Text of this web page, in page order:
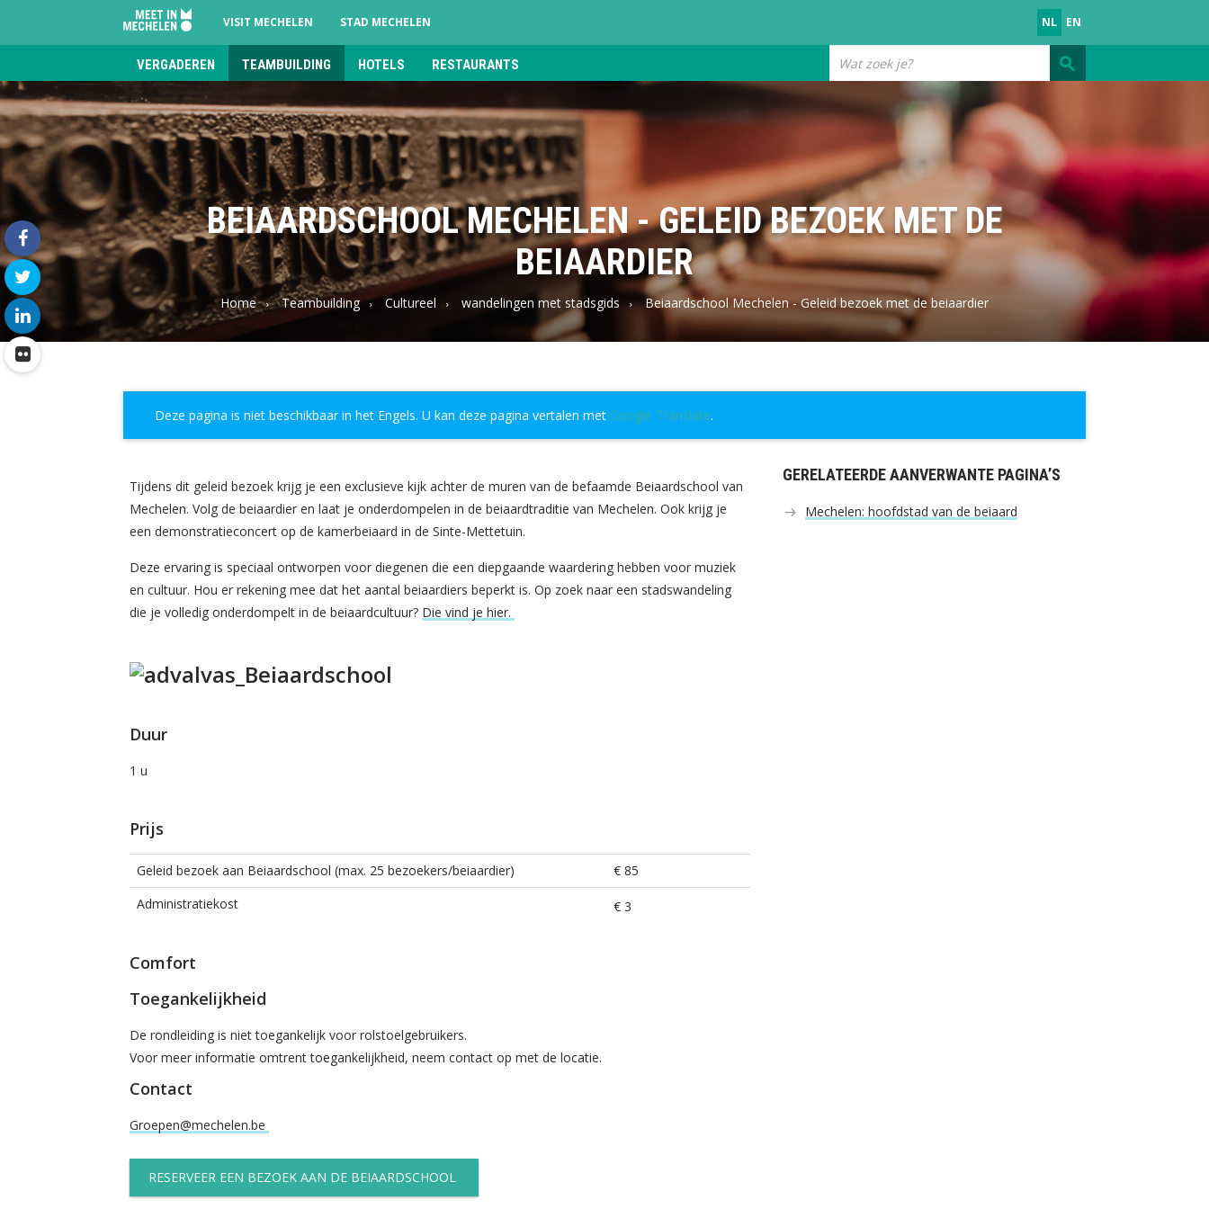
VISIT MECHELEN STAD MECHELEN NL EN
VERGADEREN TEAMBUILDING HOTELS RESTAURANTS
Wat
zoek
Meet
in
Mechelen
BEIAARDSCHOOL MECHELEN - GELEID BEZOEK MET DE
BEIAARDIER
Home Teambuilding Cultureel wandelingen met stadsgids Beiaardschool Mechelen - Geleid bezoek met de beiaardier
facebook
twitter
linkedin
Deze pagina is niet beschikbaar in het Engels. U kan deze pagina vertalen met Google Translate.
Tijdens dit geleid bezoek krijg je een exclusieve kijk achter de muren van de befaamde Beiaardschool van
Mechelen. Volg de beiaardier en laat je onderdompelen in de beiaardtraditie van Mechelen. Ook krijg je
een demonstratieconcert op de kamerbeiaard in de Sinte-Mettetuin.
Deze ervaring is speciaal ontworpen voor diegenen die een diepgaande waardering hebben voor muziek
en cultuur. Hou er rekening mee dat het aantal beiaardiers beperkt is. Op zoek naar een stadswandeling
die je volledig onderdompelt in de beiaardcultuur? Die vind je hier.
Duur
1 u
Prijs
Geleid bezoek aan Beiaardschool (max. 25 bezoekers/beiaardier)
€ 85
Administratiekost
€ 3
Comfort
Toegankelijkheid
De rondleiding is niet toegankelijk voor rolstoelgebruikers.
Voor meer informatie omtrent toegankelijkheid, neem contact op met de locatie.
Contact
Groepen@mechelen.be
RESERVEER EEN BEZOEK AAN DE BEIAARDSCHOOL
GERELATEERDE AANVERWANTE PAGINA’S
Mechelen: hoofdstad van de beiaard